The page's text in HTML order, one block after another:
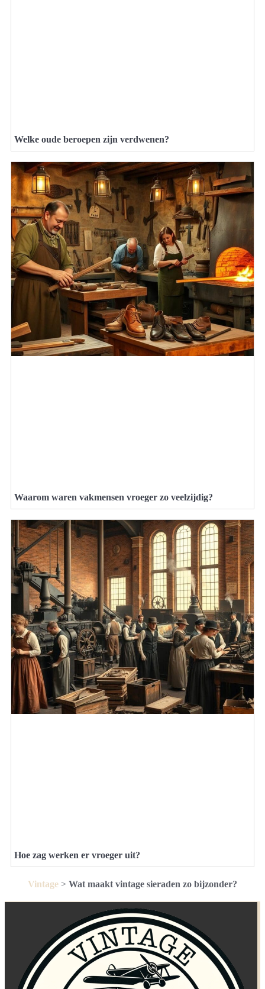
Welke oude beroepen zijn verdwenen?
Waarom waren vakmensen vroeger zo veelzijdig?
Hoe zag werken er vroeger uit?
Vintage > Wat maakt vintage sieraden zo bijzonder?